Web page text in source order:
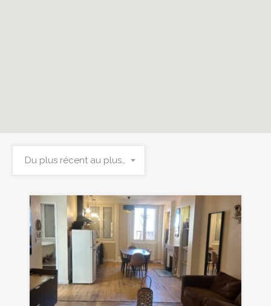
Du plus récent au plus ancien